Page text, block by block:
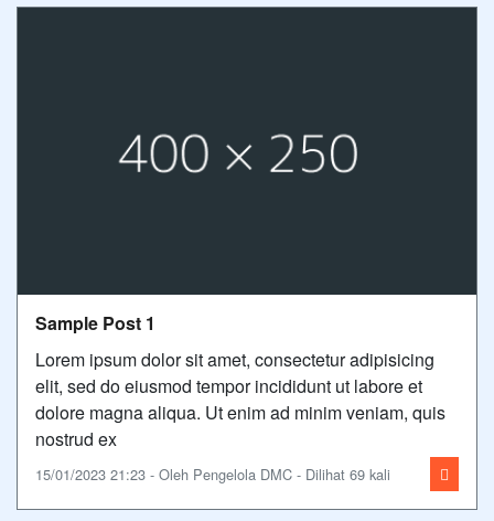
Sample Post 1
Lorem ipsum dolor sit amet, consectetur adipisicing
elit, sed do eiusmod tempor incididunt ut labore et
dolore magna aliqua. Ut enim ad minim veniam, quis
nostrud ex
15/01/2023 21:23 - Oleh Pengelola DMC - Dilihat 69 kali